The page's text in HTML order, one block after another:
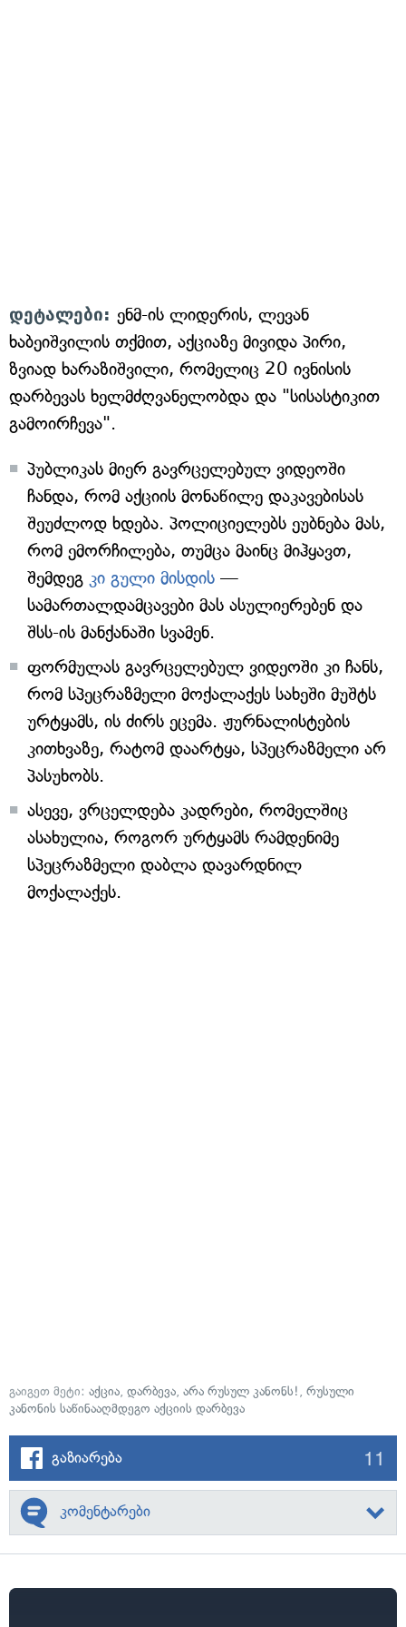
დეტალები: ენმ-ის ლიდერის, ლევან
ხაბეიშვილის თქმით, აქციაზე მივიდა პირი,
ზვიად ხარაზიშვილი, რომელიც 20 ივნისის
დარბევას ხელმძღვანელობდა და "სისასტიკით
გამოირჩევა".
პუბლიკას მიერ გავრცელებულ ვიდეოში
ჩანდა, რომ აქციის მონაწილე დაკავებისას
შეუძლოდ ხდება. პოლიციელებს ეუბნება მას,
რომ ემორჩილება, თუმცა მაინც მიჰყავთ,
შემდეგ კი გული მისდის —
სამართალდამცავები მას ასულიერებენ და
შსს-ის მანქანაში სვამენ.
ფორმულას გავრცელებულ ვიდეოში კი ჩანს,
რომ სპეცრაზმელი მოქალაქეს სახეში მუშტს
ურტყამს, ის ძირს ეცემა. ჟურნალისტების
კითხვაზე, რატომ დაარტყა, სპეცრაზმელი არ
პასუხობს.
ასევე, ვრცელდება კადრები, რომელშიც
ასახულია, როგორ ურტყამს რამდენიმე
სპეცრაზმელი დაბლა დავარდნილ
მოქალაქეს.
გაიგეთ მეტი: აქცია, დარბევა, არა რუსულ კანონს!, რუსული
კანონის საწინააღმდეგო აქციის დარბევა
გაზიარება 11
კომენტარები